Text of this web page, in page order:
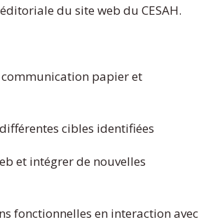
du site web du CESAH.
papier et
cibles identifiées
et intégrer de nouvelles
en interaction avec